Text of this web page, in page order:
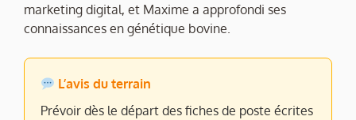
marketing digital, et Maxime a approfondi ses
connaissances en génétique bovine.
L’avis du terrain
Prévoir dès le départ des fiches de poste écrites